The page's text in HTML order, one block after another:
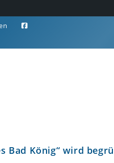
Bad König“ wird